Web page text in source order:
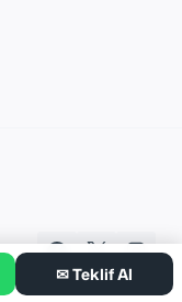
✉ Teklif Al